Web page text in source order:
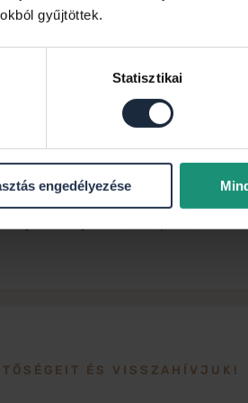
gyűjtöttek.
Statisztikai
engedélyezése
Értékesítő
70 459 3242
ÉS VISSZAHÍVJUK!